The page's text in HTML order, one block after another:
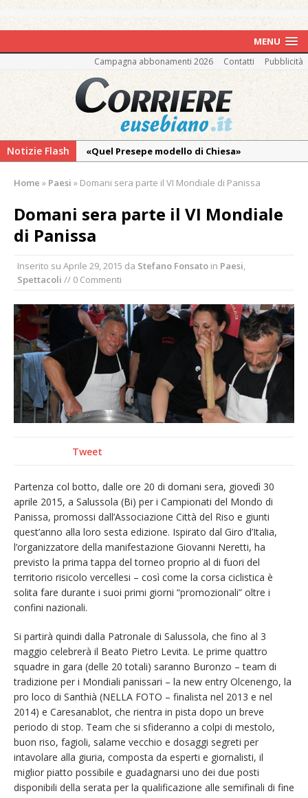
MENU
Campagna abbonamenti 2026 Contatti Pubblicità
Notizie Flash
«Quel Presepe modello di Chiesa»
Ringraziamento: convegno, messa e
mercatino agricolo
Estate di sagre anche per i mezzi storici della
collezione della Fondazione Marazzato
Pro vs Saluzzo, amichevole di buon riscontro
Piscina ex Enal non balneabile dopo i controlli
dell’Asl. Il Comune: «Misura precauzionale e
provvisoria»
La Pro verso l’avvio della Stagione
La Regione stanzia oltre 38mila euro per il
carnevale di Santhià. La soddisfazione della
Pro Loco
Dieci anni fa l’ingresso a Vercelli
Home » Paesi » Domani sera parte il VI Mondiale di Panissa
Domani sera parte il VI Mondiale
di Panissa
Inserito su Aprile 29, 2015 da Stefano Fonsato in Paesi
Spettacoli // 0 Commenti
Tweet
Partenza col botto, dalle ore 20 di domani sera, giovedì 30
aprile 2015, a Salussola (Bi) per i Campionati del Mondo di
Panissa, promossi dall’Associazione Città del Riso e giunti
quest’anno alla loro sesta edizione. Ispirato dal Giro d’Italia,
l’organizzatore della manifestazione Giovanni Neretti, ha
previsto la prima tappa del torneo proprio al di fuori del
territorio risicolo vercellesi – così come la corsa ciclistica è
solita fare durante i suoi primi giorni “promozionali” oltre i
confini nazionali.
Si partirà quindi dalla Patronale di Salussola, che fino al 3
maggio celebrerà il Beato Pietro Levita. Le prime quattro
squadre in gara (delle 20 totali) saranno Buronzo – team di
tradizione per i Mondiali panissari – la new entry Olcenengo, la
pro loco di Santhià (NELLA FOTO – finalista nel 2013 e nel
2014) e Caresanablot, che rientra in pista dopo un breve
periodo di stop. Team che si sfideranno a colpi di mestolo,
buon riso, fagioli, salame vecchio e dosaggi segreti per
intavolare alla giuria, composta da esperti e giornalisti, il
miglior piatto possibile e guadagnarsi uno dei due posti
disponibili della serata per la qualificazione alle semifinali di fine